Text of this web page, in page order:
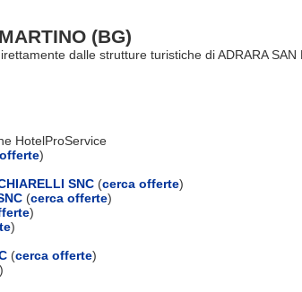
(BG)
dalle strutture turistiche di ADRARA SAN
HotelProService
)
SNC (cerca offerte)
(cerca offerte)
)
)
(cerca offerte)
)